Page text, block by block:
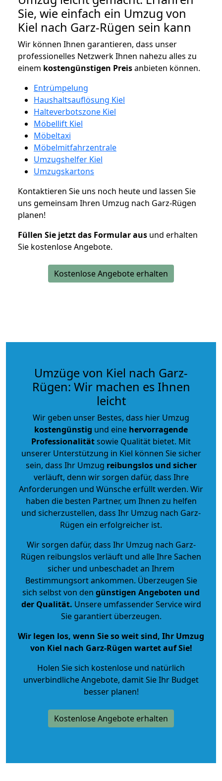
Sie, wie einfach ein Umzug von
Kiel nach Garz-Rügen sein kann
Wir können Ihnen garantieren, dass unser
professionelles Netzwerk Ihnen nahezu alles zu
einem kostengünstigen Preisanbieten können.
Entrümpelung
Haushaltsauflösung Kiel
Halteverbotszone Kiel
Möbellift Kiel
Möbeltaxi
Möbelmitfahrzentrale
Umzugshelfer Kiel
Umzugskartons
Kontaktieren Sie uns noch heute und lassen Sie
uns gemeinsam Ihren Umzug nach Garz-Rügen
planen!
Füllen Sie jetzt das Formular aus und erhalten
Sie kostenlose Angebote.
Kostenlose Angebote erhalten
Umzüge von Kiel nach Garz-
Rügen: Wir machen es Ihnen
leicht
Wir geben unser Bestes, dass hier Umzug
kostengünstig und eine hervorragende
Professionalitätsowie Qualität bietet. Mit
unserer Unterstützung in Kiel können Sie sicher
sein, dass Ihr Umzug reibungslos und sicher
verläuft, denn wir sorgen dafür, dass Ihre
Anforderungen und Wünsche erfüllt werden. Wir
haben die besten Partner, um Ihnen zu helfen
und sicherzustellen, dass Ihr Umzug nach Garz-
Rügen ein erfolgreicher ist.
Wir sorgen dafür, dass Ihr Umzug nach Garz-
Rügen reibungslos verläuft und alle Ihre Sachen
sicher und unbeschadet an Ihrem
Bestimmungsort ankommen. Überzeugen Sie
sich selbst von den günstigen Angeboten und
der Qualität. Unsere umfassender Service wird
Sie garantiert überzeugen.
Wir legen los, wenn Sie so weit sind, Ihr Umzug
von Kiel nach Garz-Rügen wartet auf Sie!
Holen Sie sich kostenlose und natürlich
unverbindliche Angebote, damit Sie Ihr Budget
besser planen!
Kostenlose Angebote erhalten